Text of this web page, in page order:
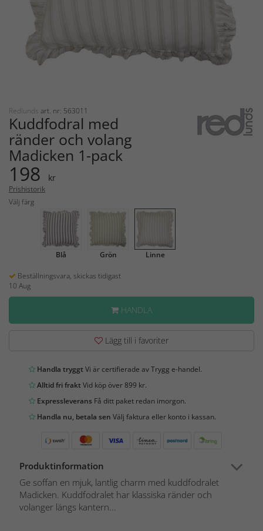
Redlunds art. nr: 563011
Kuddfodral med
ränder och volang
Madicken 1-pack
198 kr
Prishistorik
Välj färg
Blå Grön Linne
Beställningsvara, skickas tidigast
10 Aug
HANDLA
Lägg till i favoriter
Handla tryggtVi är certifierade av Trygg e-handel.
Alltid fri fraktVid köp över 899 kr.
Expressleverans Få ditt paket redan imorgon.
Handla nu, betala sen Välj faktura eller konto i kassan.
Produktinformation
Ge soffan en mjuk, lantlig charm med kuddfodralet
Madicken. Kuddfodralet har klassiska ränder och
volanger längs kantern...